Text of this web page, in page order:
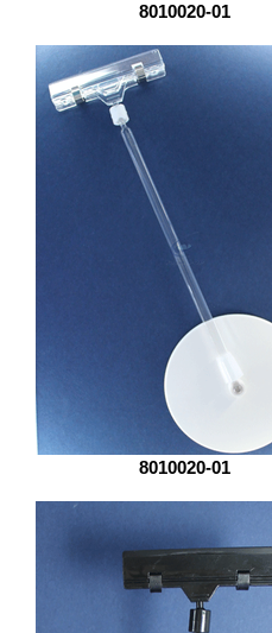
8010020-01
8010020-01